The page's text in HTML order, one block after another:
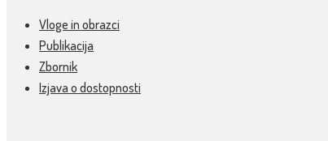
Vloge in obrazci
Publikacija
Zbornik
Izjava o dostopnosti